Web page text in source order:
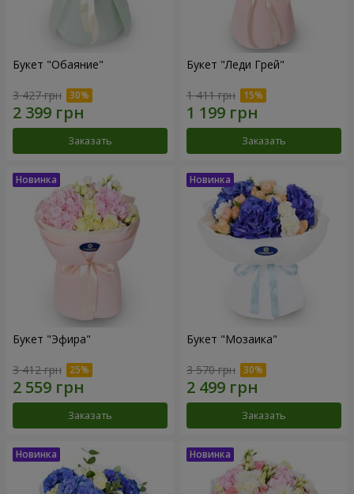
Букет "Обаяние"
3 427 грн
Заказать
Букет "Леди Грей"
1 411 грн
Заказать
Букет "Эфира"
3 412 грн
Заказать
Букет "Мозаика"
3 570 грн
Заказать